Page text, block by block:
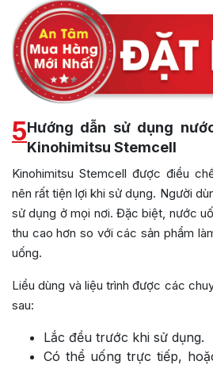
5Hướng dẫn sử dụng
Kinohimitsu Stemcell
Kinohimitsu Stemcell được điều
nên rất tiện lợi khi sử dụng. Người
sử dụng ở mọi nơi. Đặc biệt, nước
thu cao hơn so với các sản phẩm
uống.
Liều dùng và liệu trình được các
sau:
Lắc đều trước khi sử dụng.
Có thể uống trực tiếp,